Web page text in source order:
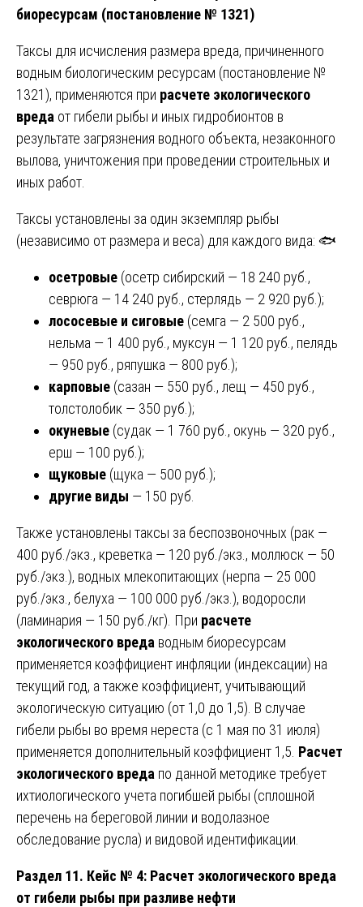
биоресурсам (постановление № 1321)
Таксы для исчисления размера вреда, причиненного
водным биологическим ресурсам (постановление №
1321), применяются при расчете экологического
вреда от гибели рыбы и иных гидробионтов в
результате загрязнения водного объекта, незаконного
вылова, уничтожения при проведении строительных и
иных работ.
Таксы установлены за один экземпляр рыбы
(независимо от размера и веса) для каждого вида: 🐟
осетровые (осетр сибирский — 18 240 руб.,
севрюга — 14 240 руб., стерлядь — 2 920 руб.);
лососевые и сиговые (семга — 2 500 руб.,
нельма — 1 400 руб., муксун — 1 120 руб., пелядь
— 950 руб., ряпушка — 800 руб.);
карповые (сазан — 550 руб., лещ — 450 руб.,
толстолобик — 350 руб.);
окуневые (судак — 1 760 руб., окунь — 320 руб.,
ерш — 100 руб.);
щуковые (щука — 500 руб.);
другие виды — 150 руб.
Также установлены таксы за беспозвоночных (рак —
400 руб./экз., креветка — 120 руб./экз., моллюск — 50
руб./экз.), водных млекопитающих (нерпа — 25 000
руб./экз., белуха — 100 000 руб./экз.), водоросли
(ламинария — 150 руб./кг). При расчете
экологического вреда водным биоресурсам
применяется коэффициент инфляции (индексации) на
текущий год, а также коэффициент, учитывающий
экологическую ситуацию (от 1,0 до 1,5). В случае
гибели рыбы во время нереста (с 1 мая по 31 июля)
применяется дополнительный коэффициент 1,5. Расчет
экологического вреда по данной методике требует
ихтиологического учета погибшей рыбы (сплошной
перечень на береговой линии и водолазное
обследование русла) и видовой идентификации.
Раздел 11. Кейс № 4: Расчет экологического вреда
от гибели рыбы при разливе нефти